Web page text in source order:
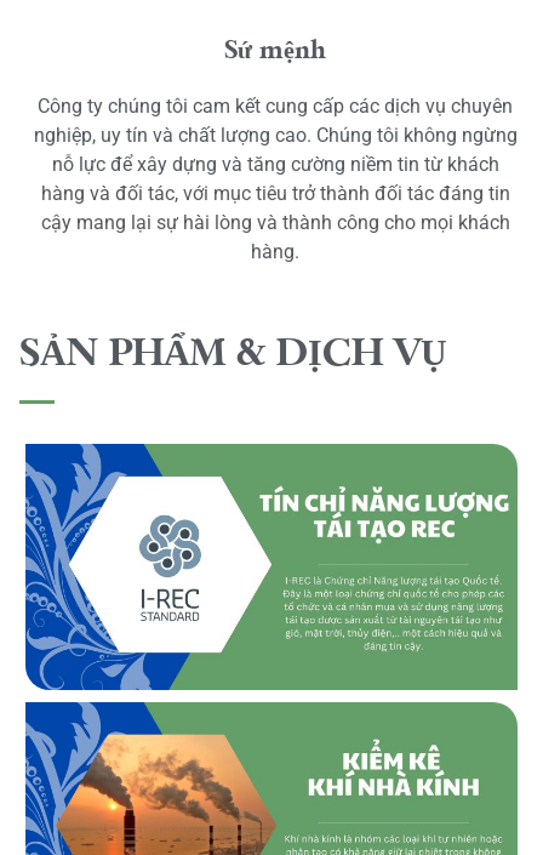
Sứ mệnh
Công ty chúng tôi cam kết cung cấp các dịch vụ chuyên
nghiệp, uy tín và chất lượng cao. Chúng tôi không ngừng
nỗ lực để xây dựng và tăng cường niềm tin từ khách
hàng và đối tác, với mục tiêu trở thành đối tác đáng tin
cậy mang lại sự hài lòng và thành công cho mọi khách
hàng.
SẢN PHẨM & DỊCH VỤ